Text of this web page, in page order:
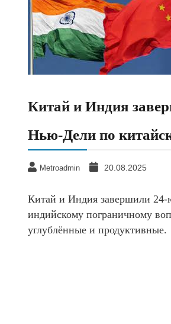
Китай и Индия
Нью-Дели по
Metroadmin 20.08.2025
Китай и Индия завершили 24-
индийскому пограничному
углублённые и продуктивные.